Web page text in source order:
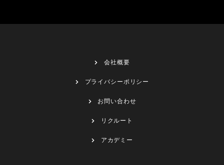
会社概要
プライバシーポリシー
お問い合わせ
リクルート
アカデミー